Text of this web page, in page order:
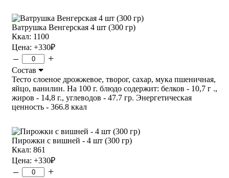
Ватрушка Венгерская 4 шт (300 гр)
Ккал: 1100
Цена: +330₽
– +
Состав
Тесто слоеное дрожжевое, творог, сахар, мука пшеничная,
яйцо, ванилин. На 100 г. блюдо содержит: белков - 10,7 г .,
жиров - 14,8 г., углеводов - 47.7 гр. Энергетическая
ценность - 366.8 ккал
Пирожки с вишней - 4 шт (300 гр)
Ккал: 861
Цена: +330₽
– +